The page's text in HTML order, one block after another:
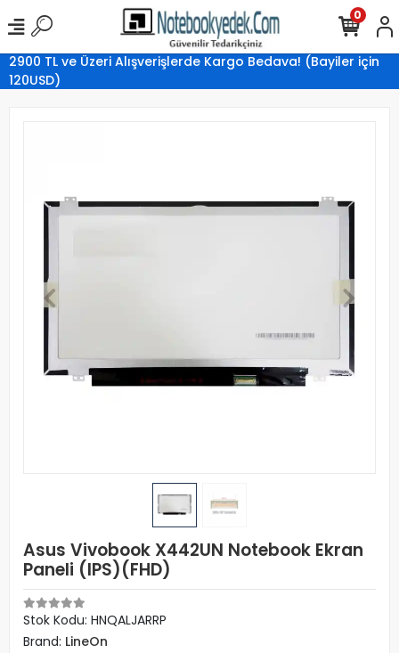
2900 TL ve Üzeri Alışverişlerde Kargo Bedava! (Bayiler için
120USD)
0
Asus Vivobook X442UN Notebook Ekran
Paneli (IPS)(FHD)
Stok Kodu: HNQALJARRP
Brand: LineOn